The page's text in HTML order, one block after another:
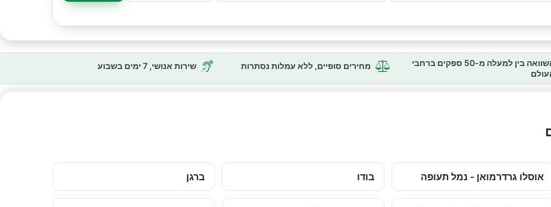
השוואה בין למעלה מ-50 ספקים ברחבי
מחירים סופיים, ללא עמלות נסתרות שירות אנושי, 7 ימים בשבוע
אוסלו גרדרמואן - נמל תעופה בודו ברגן